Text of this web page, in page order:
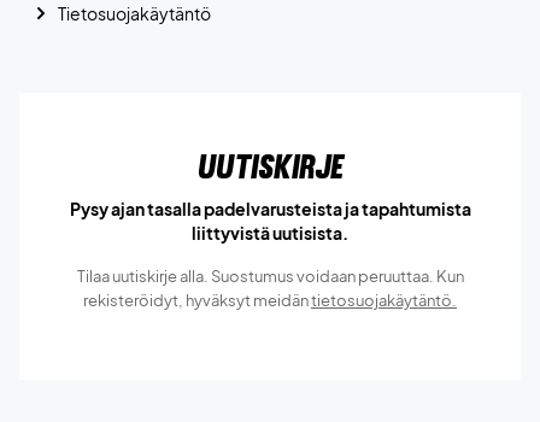
Tietosuojakäytäntö
Uutiskirje
Pysy ajan tasalla padelvarusteista ja tapahtumista
liittyvistä uutisista.
Tilaa uutiskirje alla. Suostumus voidaan peruuttaa. Kun
rekisteröidyt, hyväksyt meidäntietosuojakäytäntö.